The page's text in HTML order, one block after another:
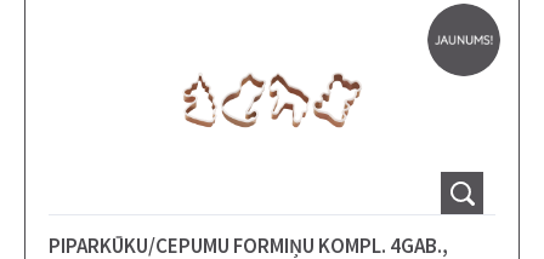
PIPARKŪKU/CEPUMU FORMIŅU KOMPL. 4GAB.,